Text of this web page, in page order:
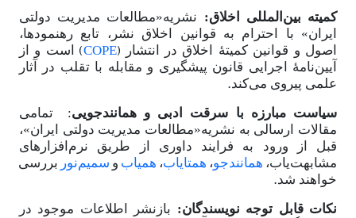
کمیته بین المللی اخلاق: نشریه«مطالعات مدیریت دولتی
ایران» با احترام به قوانین اخلاق نشر، تابع رهنمودها،
اصول و قوانین کمیتۀ اخلاق در انتشار
(COPE)
است و از
آییننامۀ اجرایی قانون پیشگیری و مقابله با تقلب در آثار
علمی پیروی میکند.
سیاست مبارزه با سرقت ادبی و همانندجویی:
تمامی
مقالات ارسالی به نشریه«مطالعات مدیریت دولتی ایران»،
قبل از ورود به فرایند داوری از طریق نرم افزارهای
مشابهتیاب، همانندجو، همتایاب، همیاب و سمیمنور بررسی
خواهند شد.
نکات قابل توجه نویسندگان: بازنشر اطلاعات موجود در